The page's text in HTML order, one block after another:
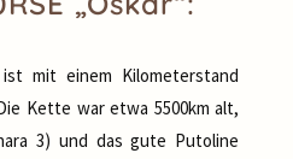
ist mit einem Kilometerstand
Kette war etwa 5500km alt,
3) und das gute Putoline